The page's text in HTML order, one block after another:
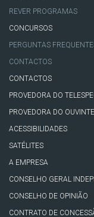
REVER PROGRAMAS
CONCURSOS
PERGUNTAS
CONTACTOS
CONTACTOS
PROVEDORA DO
PROVEDORA DO OUVINTE
ACESSIBILIDADES
SATÉLITES
A EMPRESA
CONSELHO GERAL
CONSELHO DE OPINIÃO
CONTRATO DE